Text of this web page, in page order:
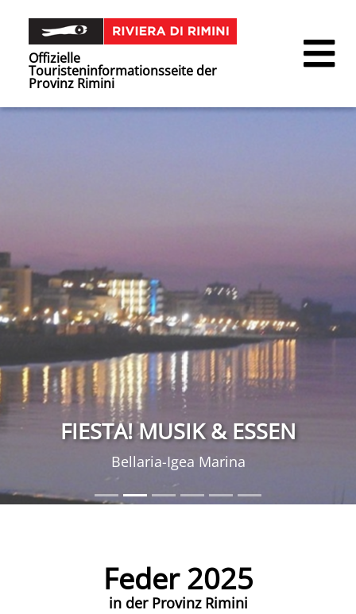
Offizielle
Touristeninformationsseite der
Provinz Rimini
FIESTA! MUSIK & ESSEN
Bellaria-Igea Marina
Feder 2025
in der Provinz Rimini